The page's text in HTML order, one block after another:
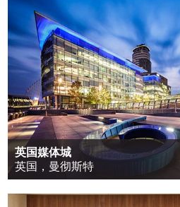
英国媒体城
英国，曼彻斯特